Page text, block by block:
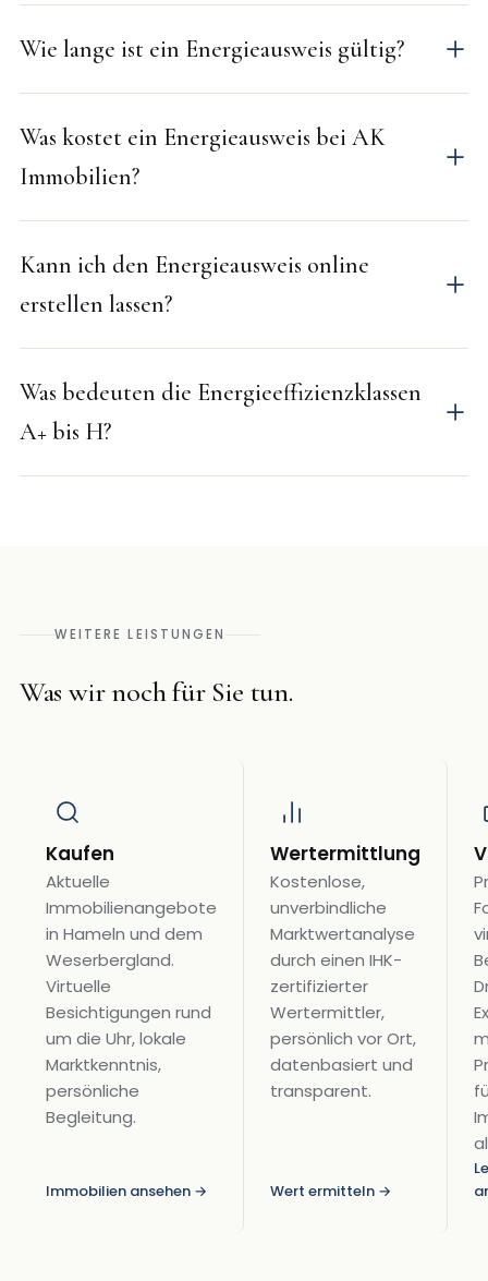
Wie lange ist ein Energieausweis gültig?
Was kostet ein Energieausweis bei AK
Immobilien?
Kann ich den Energieausweis online
erstellen lassen?
Was bedeuten die Energieeffizienzklassen
A+ bis H?
WEITERE LEISTUNGEN
Was wir noch für Sie tun.
Kaufen
Aktuelle
Immobilienangebote
in Hameln und dem
Weserbergland.
Virtuelle
Besichtigungen rund
um die Uhr, lokale
Marktkenntnis,
persönliche
Begleitung.
Immobilien ansehen →
Wertermittlung
Kostenlose,
unverbindliche
Marktwertanalyse
durch einen IHK-
zertifizierter
Wertermittler,
persönlich vor Ort,
datenbasiert und
transparent.
Wert ermitteln →